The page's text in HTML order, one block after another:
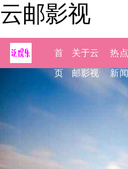
云邮影视
首
页
关于云
邮影视
热点
新闻